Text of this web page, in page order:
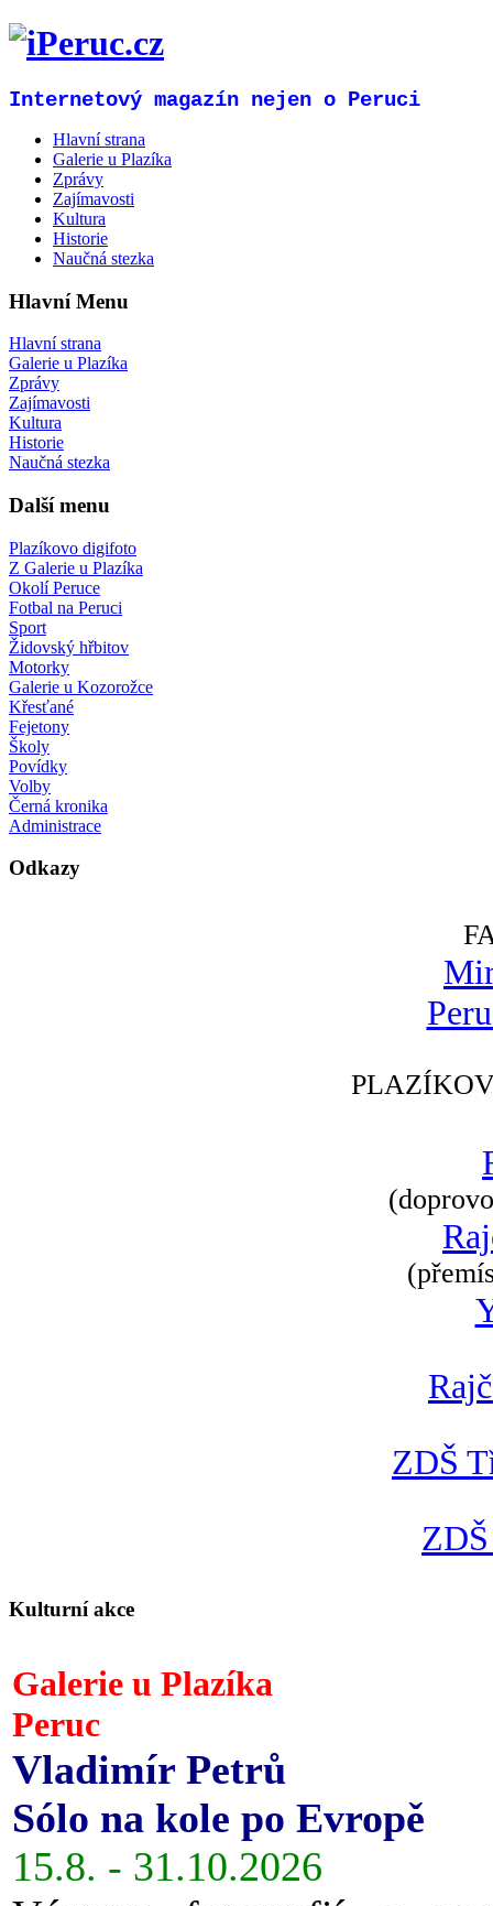
Internetový magazín nejen o Peruci
Hlavní strana
Galerie u Plazíka
Zprávy
Zajímavosti
Kultura
Historie
Naučná stezka
Hlavní Menu
Hlavní strana
Galerie u Plazíka
Zprávy
Zajímavosti
Kultura
Historie
Naučná stezka
Další menu
Plazíkovo digifoto
Z Galerie u Plazíka
Okolí Peruce
Fotbal na Peruci
Sport
Židovský hřbitov
Motorky
Galerie u Kozorožce
Křesťané
Fejetony
Školy
Povídky
Volby
Černá kronika
Administrace
Odkazy
ZDŠ
Kulturní akce
Galerie u Plazíka
Peruc
Vladimír Petrů
Sólo na kole po Evropě
15.8. - 31.10.2026